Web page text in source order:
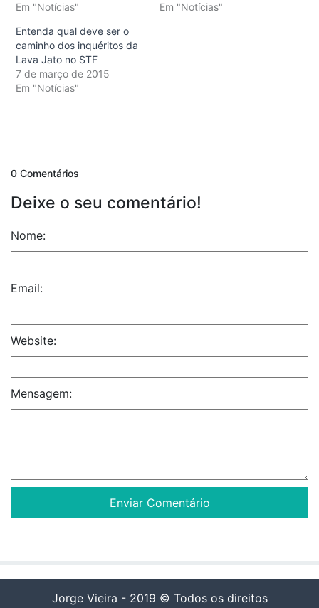
Em "Notícias"
Em "Notícias"
Entenda qual deve ser o
caminho dos inquéritos da
Lava Jato no STF
7 de março de 2015
Em "Notícias"
0 Comentários
Deixe o seu comentário!
Nome:
Email:
Website:
Mensagem:
Jorge Vieira - 2019 © Todos os direitos